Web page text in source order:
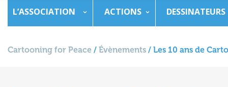
L’ASSOCIATION ACTIONS DESSINATEURS
Cartooning for Peace / Évènements / Les 10 ans de